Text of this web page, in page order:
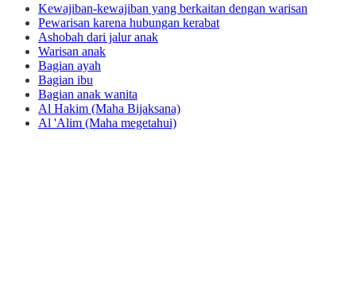
Kewajiban-kewajiban yang berkaitan dengan warisan
Pewarisan karena hubungan kerabat
Ashobah dari jalur anak
Warisan anak
Bagian ayah
Bagian ibu
Bagian anak wanita
Al Hakim (Maha Bijaksana)
Al 'Alim (Maha megetahui)